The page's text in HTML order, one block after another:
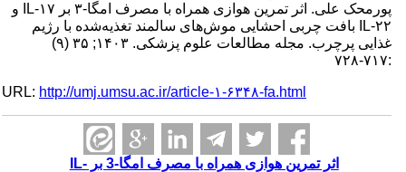
پورمحک علی. اثر تمرین هوازی همراه با مصرف امگا-۳ بر IL-۱۷ و
IL-۲۲ بافت چربی احشایی موش‌های سالمند تغذیه‌شده با رژیم
غذایی پرچرب. مجله مطالعات علوم پزشکی. ۱۴۰۳; ۳۵ (۹)
URL:http://umj.umsu.ac.ir/article-۱-۶۳۴۸-fa.html
اثر تمرین هوازی همراه با مصرف امگا-3 بر IL-